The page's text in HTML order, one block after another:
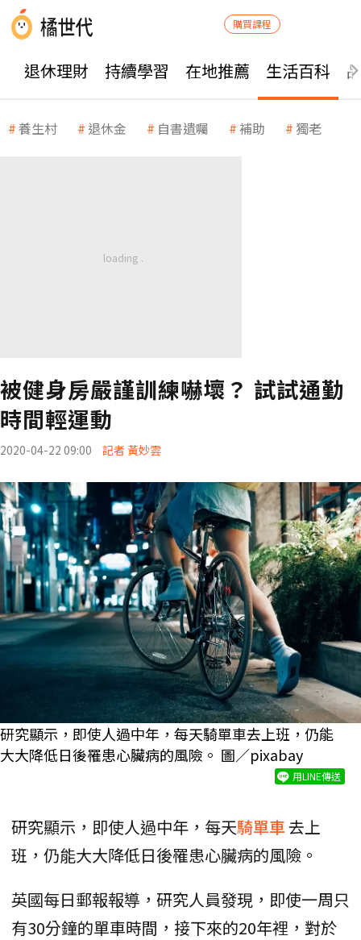
購買課程
退休理財 持續學習 在地推薦 生活百科
養生村 退休金 自書遺囑 補助 獨老
被健身房嚴謹訓練嚇壞？ 試試通勤
時間輕運動
2020-04-22 09:00 記者 黃妙雲
研究顯示，即使人過中年，每天騎單車去上班，仍能
大大降低日後罹患心臟病的風險。 圖／pixabay
用LINE傳送
研究顯示，即使人過中年，每天騎單車去上
班，仍能大大降低日後罹患心臟病的風險。
英國每日郵報報導，研究人員發現，即使一周只
有30分鐘的單車時間，接下來的20年裡，對於